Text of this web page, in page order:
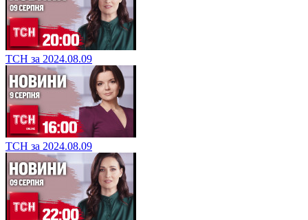
ТСН за 2024.08.09
ТСН за 2024.08.09